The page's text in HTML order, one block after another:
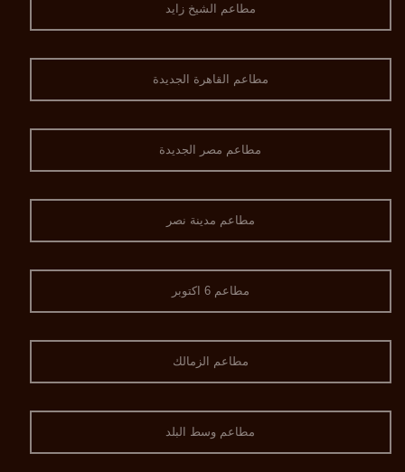
مطاعم الشيخ زايد
مطاعم القاهرة الجديدة
مطاعم مصر الجديدة
مطاعم مدينة نصر
مطاعم 6 اكتوبر
مطاعم الزمالك
مطاعم وسط البلد